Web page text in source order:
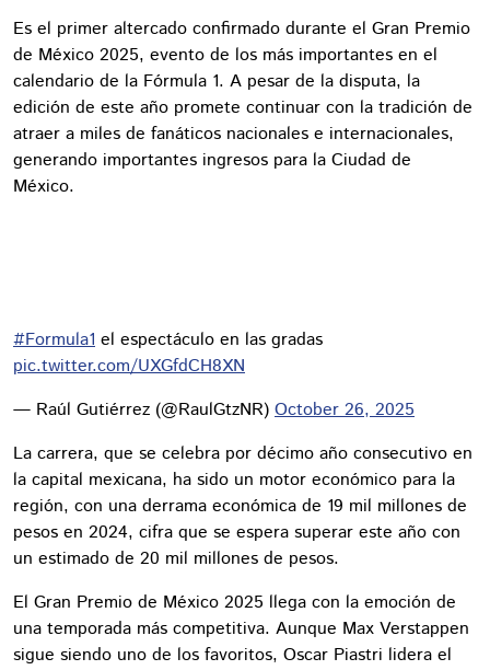
Es el primer altercado confirmado durante el Gran Premio
de México 2025, evento de los más importantes en el
calendario de la Fórmula 1. A pesar de la disputa, la
edición de este año promete continuar con la tradición de
atraer a miles de fanáticos nacionales e internacionales,
generando importantes ingresos para la Ciudad de
México.
#Formula1 el espectáculo en las gradas
pic.twitter.com/UXGfdCH8XN
— Raúl Gutiérrez (@RaulGtzNR) October 26, 2025
La carrera, que se celebra por décimo año consecutivo en
la capital mexicana, ha sido un motor económico para la
región, con una derrama económica de 19 mil millones de
pesos en 2024, cifra que se espera superar este año con
un estimado de 20 mil millones de pesos.
El Gran Premio de México 2025 llega con la emoción de
una temporada más competitiva. Aunque Max Verstappen
sigue siendo uno de los favoritos, Oscar Piastri lidera el